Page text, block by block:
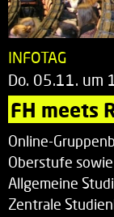
INFOTAG
Do. 05.11. um
FH meets
Online-
Oberstufe
Allgemeine
Zentrale